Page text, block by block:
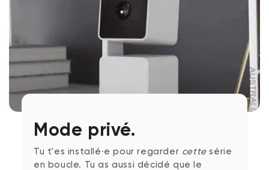
Mode privé.
Tu t'es installé·e pour regarder cettesérie
en boucle. Tu as aussi décidé que le